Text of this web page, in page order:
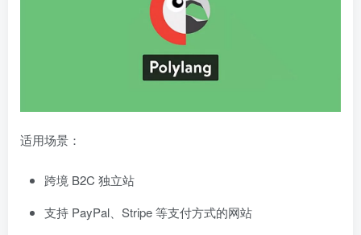
适用场景：
跨境 B2C 独立站
支持 PayPal、Stripe 等支付方式的网站